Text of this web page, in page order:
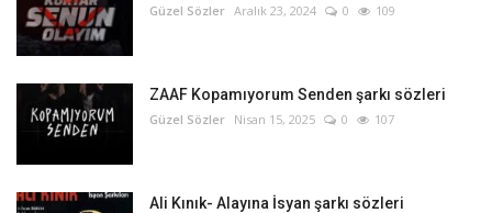
Güzel Sözler Aralık 23, 2024 0 109
ZAAF Kopamıyorum Senden şarkı sözleri
Güzel Sözler Nisan 15, 2025 0 107
Ali Kınık- Alayına İsyan şarkı sözleri